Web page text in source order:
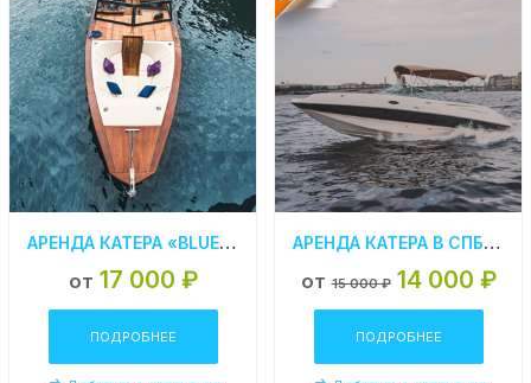
АРЕНДА КАТЕРА «BLUEBERRY» В САНКТ-ПЕТЕРБУРГЕ
от 17 000 ₽
ПОДРОБНЕЕ
АРЕНДА КАТЕРА В СПБ «EL CHAPA»
от 15 000 ₽ 14 000 ₽
ПОДРОБНЕЕ